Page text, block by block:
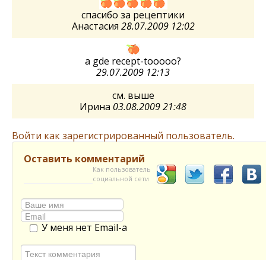
спасибо за рецептики
Анастасия 28.07.2009 12:02
a gde recept-tooooo?
29.07.2009 12:13
см. выше
Ирина 03.08.2009 21:48
Войти как зарегистрированный пользователь.
Оставить комментарий
Как пользователь
социальной сети
У меня нет Email-а